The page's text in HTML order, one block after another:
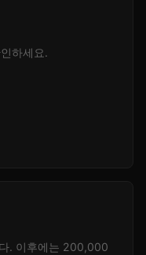
하세요.
. 이후에는 200,000